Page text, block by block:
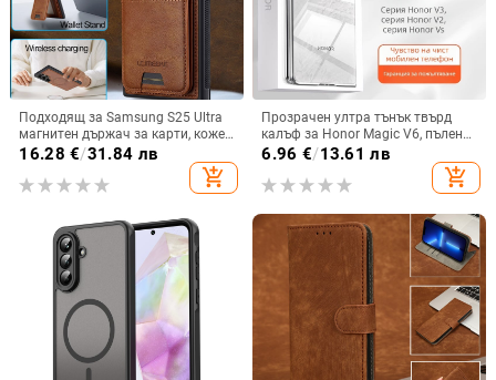
Подходящ за Samsung S25 Ultra
магнитен държач за карти, кожен
калъф S24Plus, защитен калъф,
разделен на части, калъф за
мобилен телефон Samsung
16.28 €/31.84 лв
add_shopping_cart
Прозрачен ултра тънък твърд
калъф за Honor Magic V6, пълен
обхват, защита от падане, за
сгъваем дисплей, с огледална
повърхност
6.96 €/13.61 лв
add_shopping_cart